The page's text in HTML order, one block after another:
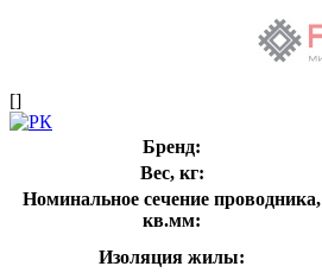
[]
Бренд:
Вес, кг:
Номинальное сечение проводника,
кв.мм:
Изоляция жилы: